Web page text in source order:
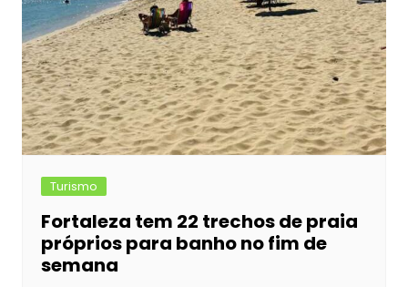
Turismo
Fortaleza tem 22 trechos de praia
próprios para banho no fim de
semana